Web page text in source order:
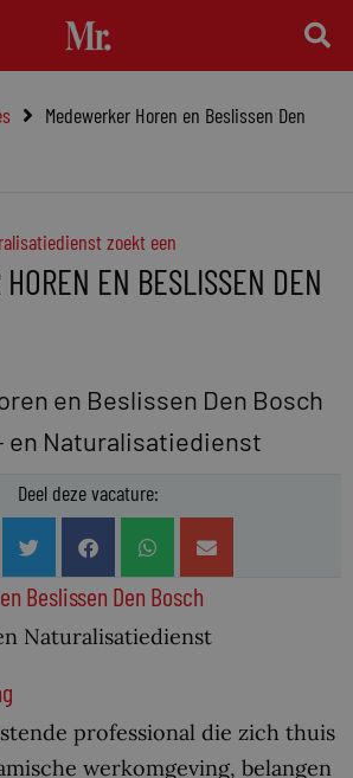
Medewerker Horen en Beslissen Den
zoekt een
EN BESLISSEN DEN
en Beslissen Den Bosch
en Naturalisatiedienst
Deel deze vacature:
Beslissen Den Bosch
Naturalisatiedienst
professional die zich thuis
werkomgeving, belangen